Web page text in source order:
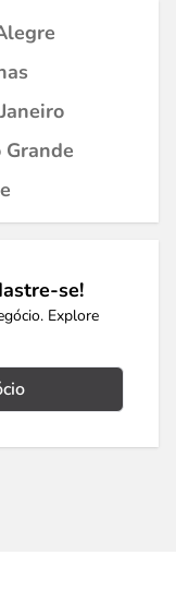
Grande
se!
Explore